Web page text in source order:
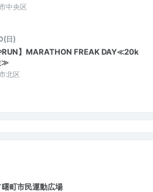
中央区
日)
RUN】MARATHON FREAK DAY≪20k
≫
北区
曙町市民運動広場